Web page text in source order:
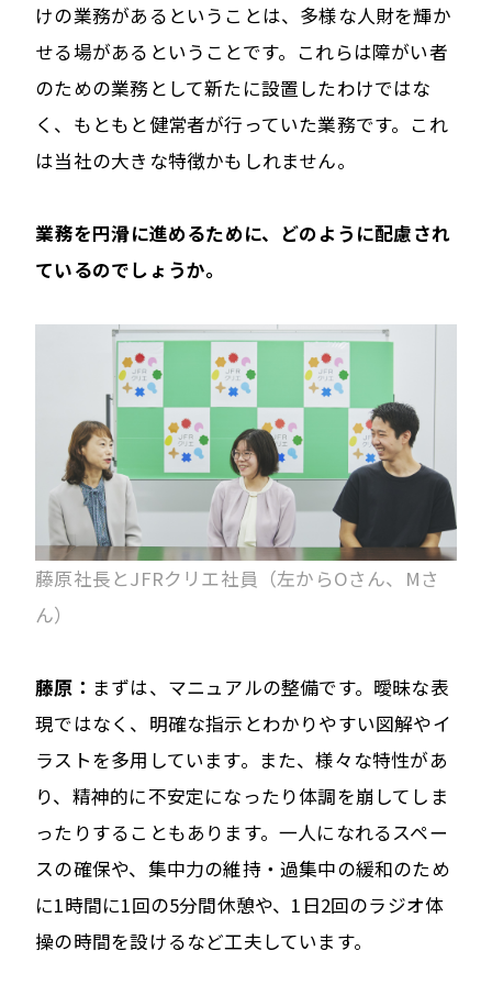
けの業務があるということは、多様な人財を輝か
せる場があるということです。これらは障がい者
のための業務として新たに設置したわけではな
く、もともと健常者が行っていた業務です。これ
は当社の大きな特徴かもしれません。
――業務を円滑に進めるために、どのように配慮され
ているのでしょうか。
藤原社長とJFRクリエ社員（左からOさん、Mさ
ん）
藤原： まずは、マニュアルの整備です。曖昧な表
現ではなく、明確な指示とわかりやすい図解やイ
ラストを多用しています。また、様々な特性があ
り、精神的に不安定になったり体調を崩してしま
ったりすることもあります。一人になれるスペー
スの確保や、集中力の維持・過集中の緩和のため
に1時間に1回の5分間休憩や、1日2回のラジオ体
操の時間を設けるなど工夫しています。